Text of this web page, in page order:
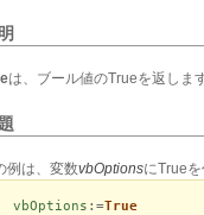
は、ブール値のTrueを返しま
例は、変数vbOptionsにTrue
vbOptions :=True